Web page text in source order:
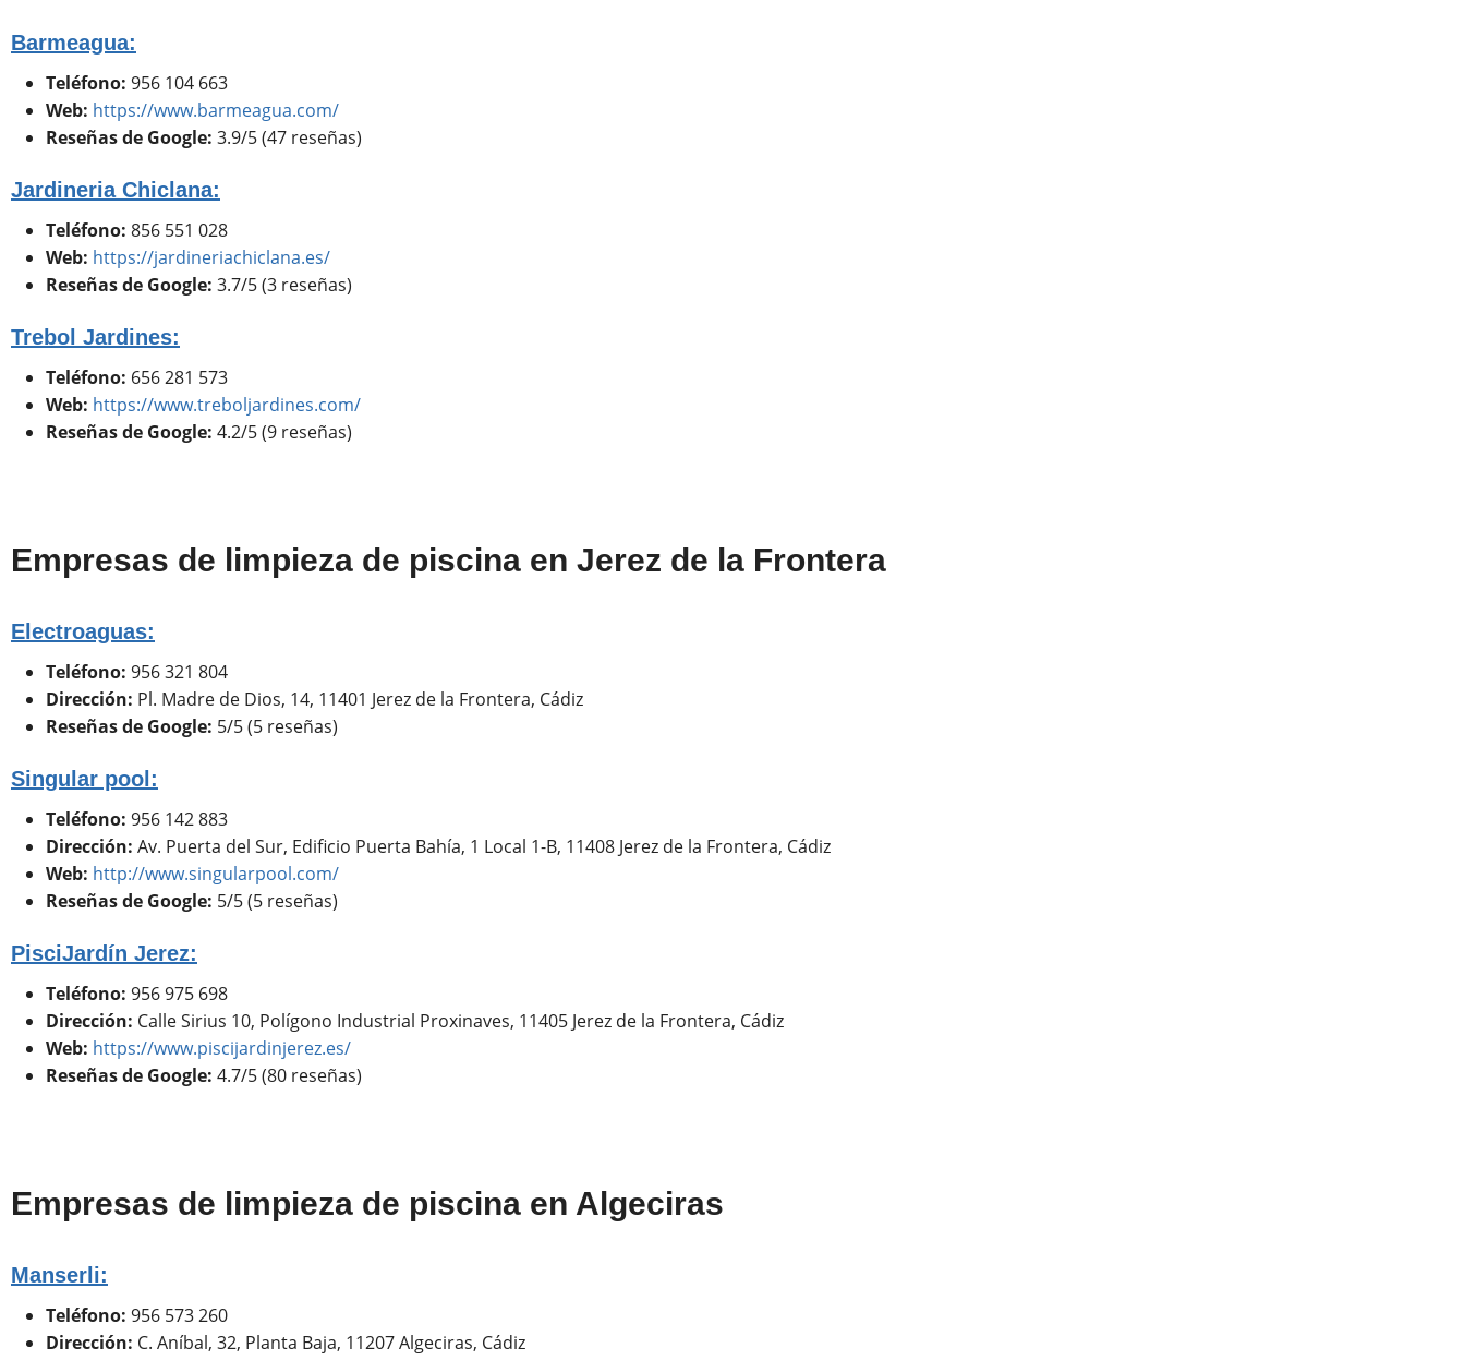
Barmeagua:
Teléfono: 956 104 663
Web: https://www.barmeagua.com/
Reseñas de Google: 3.9/5 (47 reseñas)
Jardineria Chiclana:
Teléfono: 856 551 028
Web: https://jardineriachiclana.es/
Reseñas de Google: 3.7/5 (3 reseñas)
Trebol Jardines:
Teléfono: 656 281 573
Web: https://www.treboljardines.com/
Reseñas de Google: 4.2/5 (9 reseñas)
Empresas de limpieza de piscina en Jerez de la Frontera
Electroaguas:
Teléfono: 956 321 804
Dirección: Pl. Madre de Dios, 14, 11401 Jerez de la Frontera, Cádiz
Reseñas de Google: 5/5 (5 reseñas)
Singular pool:
Teléfono: 956 142 883
Dirección: Av. Puerta del Sur, Edificio Puerta Bahía, 1 Local 1-B, 11408 Jerez de la Frontera, Cádiz
Web: http://www.singularpool.com/
Reseñas de Google: 5/5 (5 reseñas)
PisciJardín Jerez:
Teléfono: 956 975 698
Dirección: Calle Sirius 10, Polígono Industrial Proxinaves, 11405 Jerez de la Frontera, Cádiz
Web: https://www.piscijardinjerez.es/
Reseñas de Google: 4.7/5 (80 reseñas)
Empresas de limpieza de piscina en Algeciras
Manserli:
Teléfono: 956 573 260
Dirección: C. Aníbal, 32, Planta Baja, 11207 Algeciras, Cádiz